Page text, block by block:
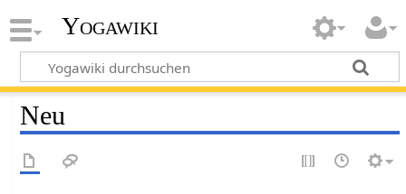
Yogawiki
Neu